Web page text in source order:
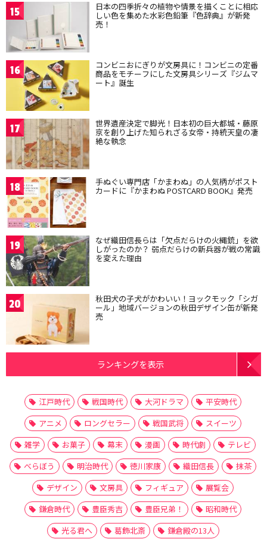
15 日本の四季折々の植物や情景を描くことに相応
しい色を集めた水彩色鉛筆『色辞典』が新発
売！
16 コンビニおにぎりが文房具に！コンビニの定番
商品をモチーフにした文房具シリーズ『ジムマ
ート』誕生
17 世界遺産決定で脚光！日本初の巨大都城・藤原
京を創り上げた知られざる女帝・持統天皇の凄
絶な執念
18 手ぬぐい専門店「かまわぬ」の人気柄がポスト
カードに『かまわぬ POSTCARD BOOK』発売
19 なぜ織田信長らは「欠点だらけの火縄銃」を欲
しがったのか？ 弱点だらけの新兵器が戦の常識
を変えた理由
20 秋田犬の子犬がかわいい！ヨックモック「シガ
ール」地域バージョンの秋田デザイン缶が新発
売
ランキングを表示
江戸時代 戦国時代 大河ドラマ
平安時代
アニメ
ロングセラー 戦国武将
スイーツ
雑学
お菓子 幕末 漫画 時代劇
テレビ
べらぼう
明治時代 徳川家康 織田信長
抹茶
デザイン
文房具 フィギュア
展覧会
鎌倉時代
豊臣秀吉 豊臣兄弟！
昭和時代
光る君へ
葛飾北斎 鎌倉殿の13人